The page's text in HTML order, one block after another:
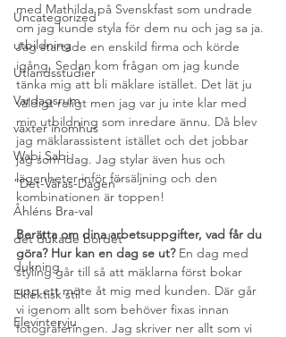
Uncategorized
utbildning
Utlandsstudier
Vardagsrum
växter inomhus
Wabi Sabi
”Det-Våras-Dagen”
Åhléns Bra-val
det dukade bordet
dukning
Eklektisk stil
Elevintervju
med Mathilda på Svenskfast som undrade
om jag kunde styla för dem nu och jag sa ja.
Jag startade en enskild firma och körde
igång. Sedan kom frågan om jag kunde
tänka mig att bli mäklare istället. Det lät ju
väldigt roligt men jag var ju inte klar med
min utbildning som inredare ännu. Då blev
jag mäklarassistent istället och det jobbar
jag som idag. Jag stylar även hus och
lägenheter inför försäljning och den
kombinationen är toppen!
Berätta om dina arbetsuppgifter, vad får du
göra? Hur kan en dag se ut? En dag med
styling går till så att mäklarna först bokar
upp ett möte åt mig med kunden. Där går
vi igenom allt som behöver fixas innan
fotograferingen. Jag skriver ner allt som vi